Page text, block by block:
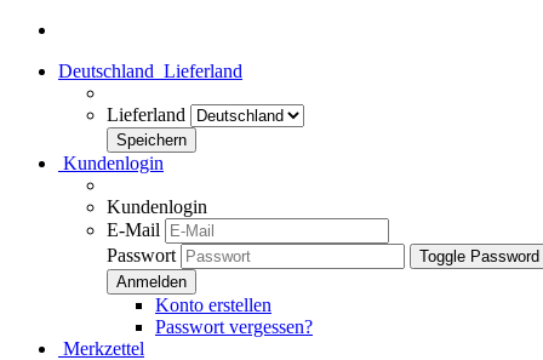
Deutschland Lieferland
Lieferland
Kundenlogin
Kundenlogin
E-Mail
Passwort
Toggle
Konto erstellen
Passwort vergessen?
Merkzettel